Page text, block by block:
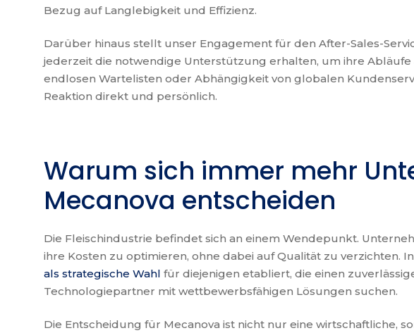
Bezug auf Langlebigkeit und Effizienz.
Darüber hinaus stellt unser Engagement für den After-Sales-
jederzeit die notwendige Unterstützung erhalten, um ihre Abläufe
endlosen Wartelisten oder Abhängigkeit von globalen
Reaktion direkt und persönlich.
Warum sich immer mehr
Mecanova entscheiden
Die Fleischindustrie befindet sich an einem Wendepunkt.
ihre Kosten zu optimieren, ohne dabei auf Qualität zu verzichten.
als strategische Wahl für diejenigen etabliert, die einen
Technologiepartner mit wettbewerbsfähigen Lösungen suchen.
Die Entscheidung für Mecanova ist nicht nur eine wirtschaftliche,